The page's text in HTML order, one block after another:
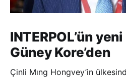
INTERPOL’ün
Güney Kore’den
Çinli Mıng Hongvey’in